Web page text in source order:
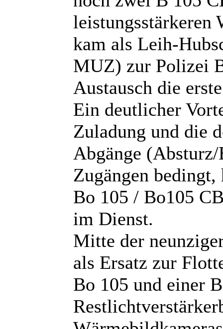
leistungsstärkeren
kam als Leih-
MUZ) zur Polizei
Austausch die
Ein deutlicher
Zuladung und die
Abgänge
Zugängen
Bo 105 / Bo105
im Dienst.
Mitte der
als Ersatz zur
Bo 105 und einer